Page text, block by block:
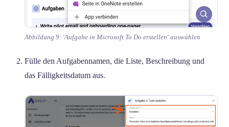
Abbildung 9: 'Aufgabe in Microsoft To Do erstellen' auswählen
Fülle den Aufgabennamen, die Liste, Beschreibung und
das Fälligkeitsdatum aus.